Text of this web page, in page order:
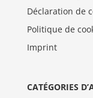
Déclaration de
Politique de
Imprint
CATÉGORIES